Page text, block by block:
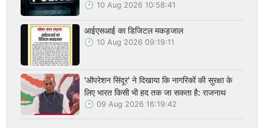
10 Aug 2026 10:58:41
आईएसआई का डिजिटल मकड़जाल
10 Aug 2026 09:19:11
'ऑपरेशन सिंदूर' ने दिखाया कि नागरिकों की सुरक्षा के
लिए भारत किसी भी हद तक जा सकता है: राजनाथ
09 Aug 2026 16:19:42